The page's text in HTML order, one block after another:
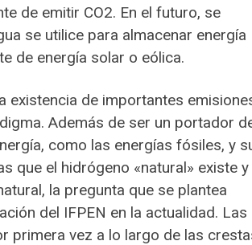
de emitir CO2. En el futuro, se
se utilice para almacenar energía
de energía solar o eólica.
existencia de importantes
Además de ser un portador
como las energías fósiles, y
que el hidrógeno «natural» existe y
la pregunta que se plantea
del IFPEN en la actualidad. Las
primera vez a lo largo de las